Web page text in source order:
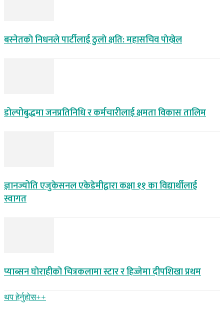
बस्नेतकाे निधनले पार्टीलाई ठुलाे क्षति: महासचिव पाेख्रेल
डोल्पोबुद्धमा जनप्रतिनिधि र कर्मचारीलाई क्षमता विकास तालिम
ज्ञानज्योति एजुकेसनल एकेडेमीद्वारा कक्षा ११ का विद्यार्थीलाई
स्वागत
प्याब्सन घाेराहीकाे चित्रकलामा स्टार र हिज्जेमा दीपशिखा प्रथम
थप हेर्नुहोस‌++